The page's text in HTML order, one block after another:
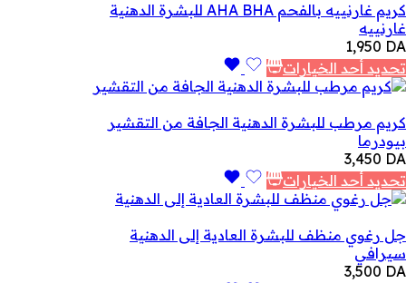
كريم غارنييه بالفحم AHA BHA للبشرة الدهنية
غارنييه
1,950 DA
تحديد أحد الخيارات
كريم مرطب للبشرة الدهنية الجافة من التقشير
بيودرما
3,450 DA
تحديد أحد الخيارات
جل رغوي منظف للبشرة العادية إلى الدهنية
سيرافي
3,500 DA